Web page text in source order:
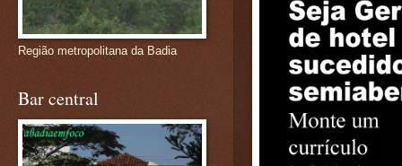
Região metropolitana da Badia
Bar central